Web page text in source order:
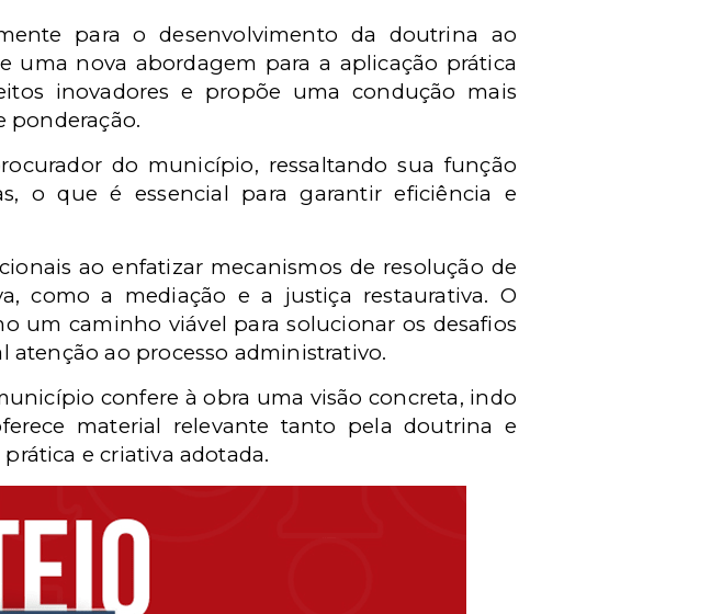
para o desenvolvimento da doutrina ao
uma nova abordagem para a aplicação prática
inovadores e propõe uma condução mais
ponderação.
do município, ressaltando sua função
o que é essencial para garantir eficiência e
ao enfatizar mecanismos de resolução de
como a mediação e a justiça restaurativa. O
um caminho viável para solucionar os desafios
ao processo administrativo.
confere à obra uma visão concreta, indo
material relevante tanto pela doutrina e
e criativa adotada.